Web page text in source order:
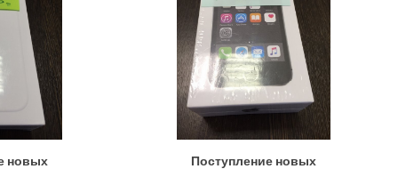
новых Поступление новых